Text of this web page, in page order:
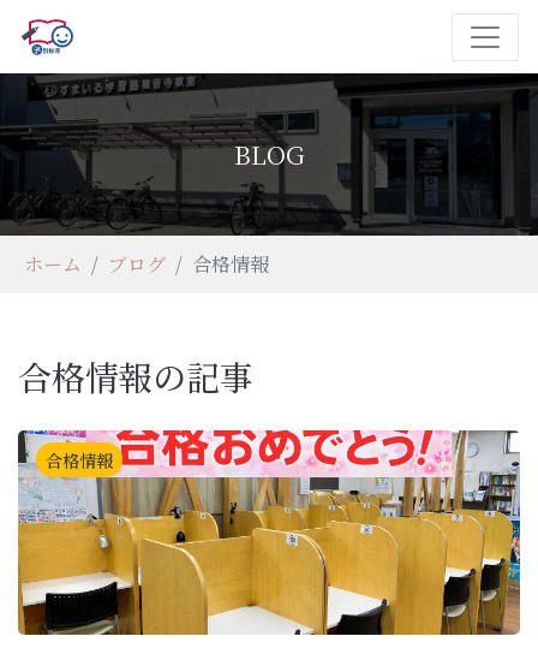
BLOG
ホーム ブログ 合格情報
合格情報の記事
合格情報